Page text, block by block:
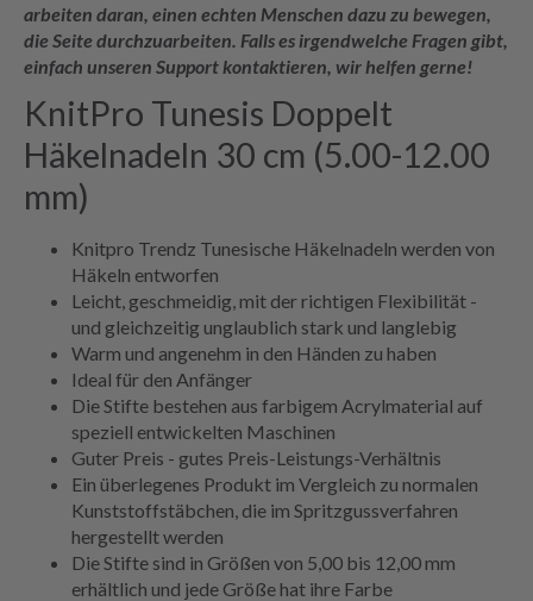
arbeiten daran, einen echten Menschen dazu zu bewegen,
die Seite durchzuarbeiten. Falls es irgendwelche Fragen gibt,
einfach unseren Support kontaktieren, wir helfen gerne!
KnitPro Tunesis Doppelt
Häkelnadeln 30 cm (5.00-12.00
mm)
Knitpro Trendz Tunesische Häkelnadeln werden von
Häkeln entworfen
Leicht, geschmeidig, mit der richtigen Flexibilität -
und gleichzeitig unglaublich stark und langlebig
Warm und angenehm in den Händen zu haben
Ideal für den Anfänger
Die Stifte bestehen aus farbigem Acrylmaterial auf
speziell entwickelten Maschinen
Guter Preis - gutes Preis-Leistungs-Verhältnis
Ein überlegenes Produkt im Vergleich zu normalen
Kunststoffstäbchen, die im Spritzgussverfahren
hergestellt werden
Die Stifte sind in Größen von 5,00 bis 12,00 mm
erhältlich und jede Größe hat ihre Farbe